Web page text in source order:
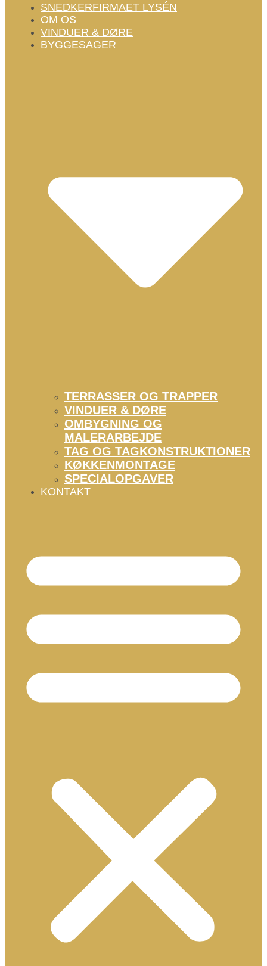
SNEDKERFIRMAET LYSÉN
OM OS
VINDUER & DØRE
BYGGESAGER
TERRASSER OG TRAPPER
VINDUER & DØRE
OMBYGNING OG
MALERARBEJDE
TAG OG TAGKONSTRUKTIONER
KØKKENMONTAGE
SPECIALOPGAVER
KONTAKT